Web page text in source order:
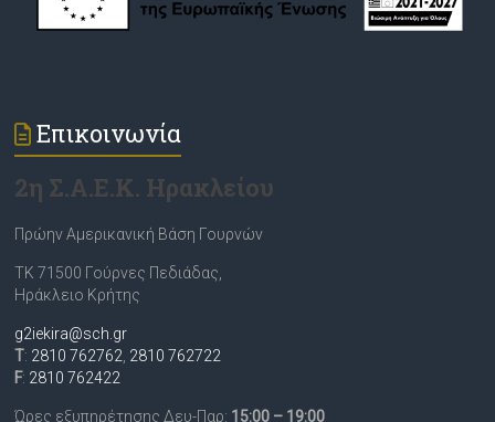
Επικοινωνία
2η Σ.Α.Ε.Κ. Ηρακλείου
Πρώην Αμερικανική Βάση Γουρνών
ΤΚ 71500 Γούρνες Πεδιάδας,
Ηράκλειο Κρήτης
g2iekira@sch.gr
T: 2810 762762 2810 762722
F: 2810 762422
Ώρες εξυπηρέτησης Δευ-Παρ: 15:00 – 19:00